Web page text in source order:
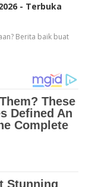
- Terbuka
Berita baik buat